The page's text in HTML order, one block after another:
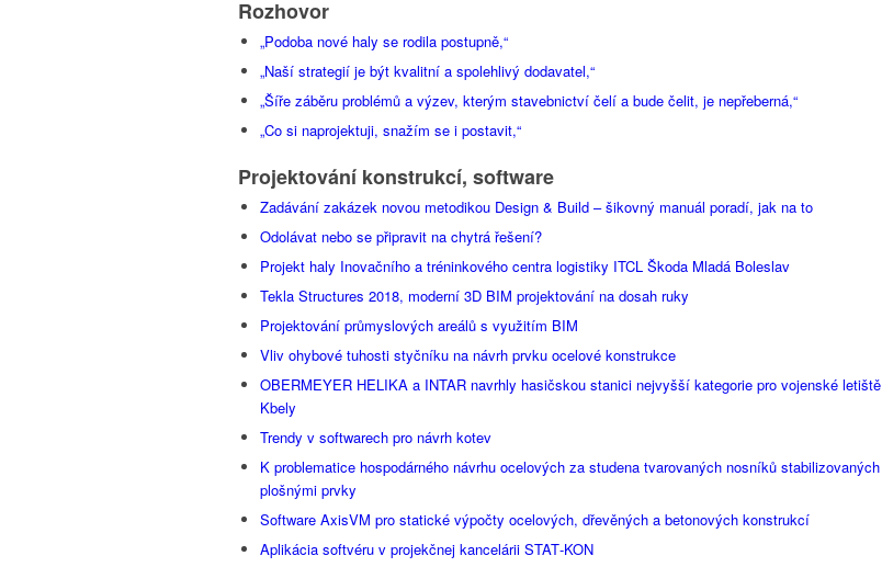
Rozhovor
„Podoba nové haly se rodila postupně,“
„Naší strategií je být kvalitní a spolehlivý dodavatel,“
„Šíře záběru problémů a výzev, kterým stavebnictví čelí a bude čelit, je nepřeberná,“
„Co si naprojektuji, snažím se i postavit,“
Projektování konstrukcí, software
Zadávání zakázek novou metodikou Design & Build – šikovný manuál poradí, jak na to
Odolávat nebo se připravit na chytrá řešení?
Projekt haly Inovačního a tréninkového centra logistiky ITCL Škoda Mladá Boleslav
Tekla Structures 2018, moderní 3D BIM projektování na dosah ruky
Projektování průmyslových areálů s využitím BIM
Vliv ohybové tuhosti styčníku na návrh prvku ocelové konstrukce
OBERMEYER HELIKA a INTAR navrhly hasičskou stanici nejvyšší kategorie pro vojenské letiště
Kbely
Trendy v softwarech pro návrh kotev
K problematice hospodárného návrhu ocelových za studena tvarovaných nosníků stabilizovaných
plošnými prvky
Software AxisVM pro statické výpočty ocelových, dřevěných a betonových konstrukcí
Aplikácia softvéru v projekčnej kancelárii STAT‑KON